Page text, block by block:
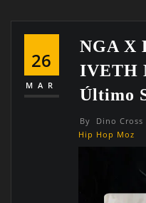
26
MAR
NGA X
IVETH
Último
By Dino Cross
Hip Hop Moz